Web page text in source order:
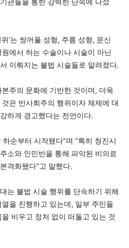
’는 쌍꺼풀 성형, 주름 성형, 문신
에서 하는 수술이나 시술이 아닌
이뤄지는 불법 시술들로 알려졌다.
주의 문화에 기반한 것이며, 더욱
은 반사회주의 행위이자 체제에 대
하게 경고했다는 전언이다.
순부터 시작됐다”며 “특히 청진시
소와 인민반을 통해 파악된 비의료
격화됐다”고 말했다.
는 불법 시술 행위를 단속하기 위해
을 진행하고 있는데, 일부 주민들
비우고 정처 없이 떠돌고 있는 것